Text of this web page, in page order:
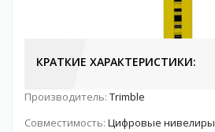
КРАТКИЕ ХАРАКТЕРИСТИКИ:
Производитель: Trimble
Совместимость: Цифровые нивелиры